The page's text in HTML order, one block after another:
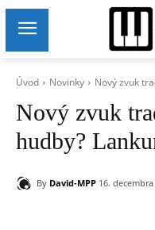
Úvod Novinky Nový zvuk
Nový zvuk
hudby?
By David-MPP 16.